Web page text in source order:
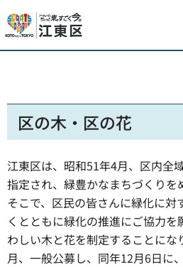
区の木・区の花
江東区は、昭和51年4月、区内全
指定され、緑豊かなまちづくりを
そこで、区民の皆さんに緑化に対
くとともに緑化の推進にご協力
わしい木と花を制定することにな
月、一般公募し、同年12月6日に